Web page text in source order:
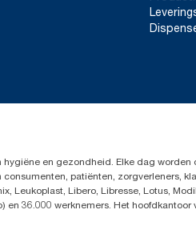
en gezondheid. Elke dag
patiënten, zorgverleners,
Leukoplast, Libero, Libresse, Lotus,
36.000 werknemers. Het